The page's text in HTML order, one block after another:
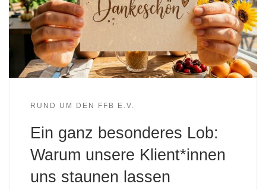
RUND UM DEN FFB E.V.
Ein ganz besonderes Lob:
Warum unsere Klient*innen
uns staunen lassen